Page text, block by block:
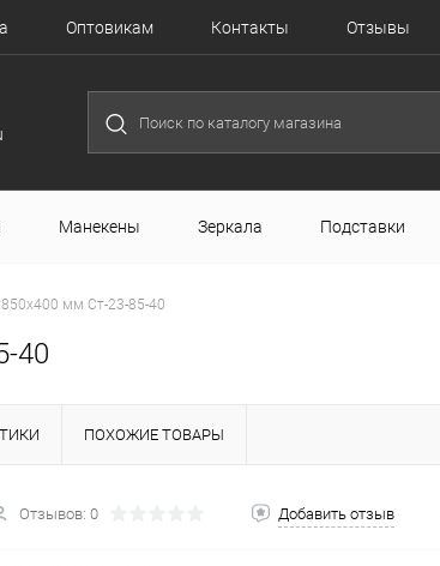
Оптовикам Контакты Отзывы
Манекены Зеркала Подставки
мм Ст-23-85-40
40
ПОХОЖИЕ ТОВАРЫ
Отзывов: 0 Добавить отзыв